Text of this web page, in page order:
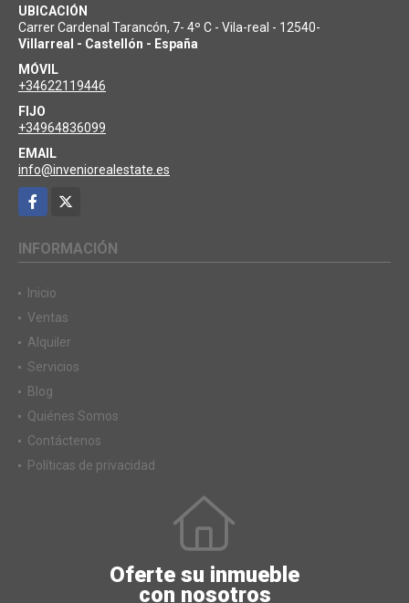
UBICACIÓN
Carrer Cardenal Tarancón, 7- 4º C - Vila-real - 12540-
Villarreal - Castellón - España
MÓVIL
+34622119446
FIJO
+34964836099
EMAIL
info@inveniorealestate.es
Facebook
Inicio
Ventas
Alquiler
Servicios
Blog
Quiénes Somos
Contáctenos
Oferte su inmueble